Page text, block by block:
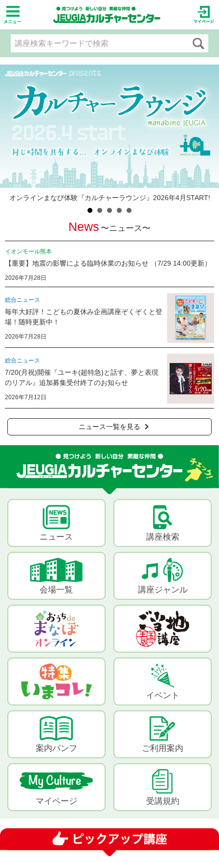
オンラインまなび体験『カルチャーラウンジ』2026年4月START!
人気の耳つぼジュエリー＆セラピスト資格取得講座など
News 〜ニュース〜
イオンモール熊本
【重要】地震の影響による臨時休業のお知らせ （7/29 14:00更新）
2026年7月28日
総合ニュース
毎年大好評！こどもの夏休み企画講座ぞくぞくと登
場！随時更新中！
2026年7月28日
総合ニュース
7/20(月祝)開催『ユーキ(超特急)と話す、夢と表現
のリアル』追加募集受付終了のお知らせ
2026年7月12日
ニュース一覧を見る
ニュース 講座検索
会場一覧 講座ジャンル
イベント
案内パンフ ご利用案内
マイページ 受講規約